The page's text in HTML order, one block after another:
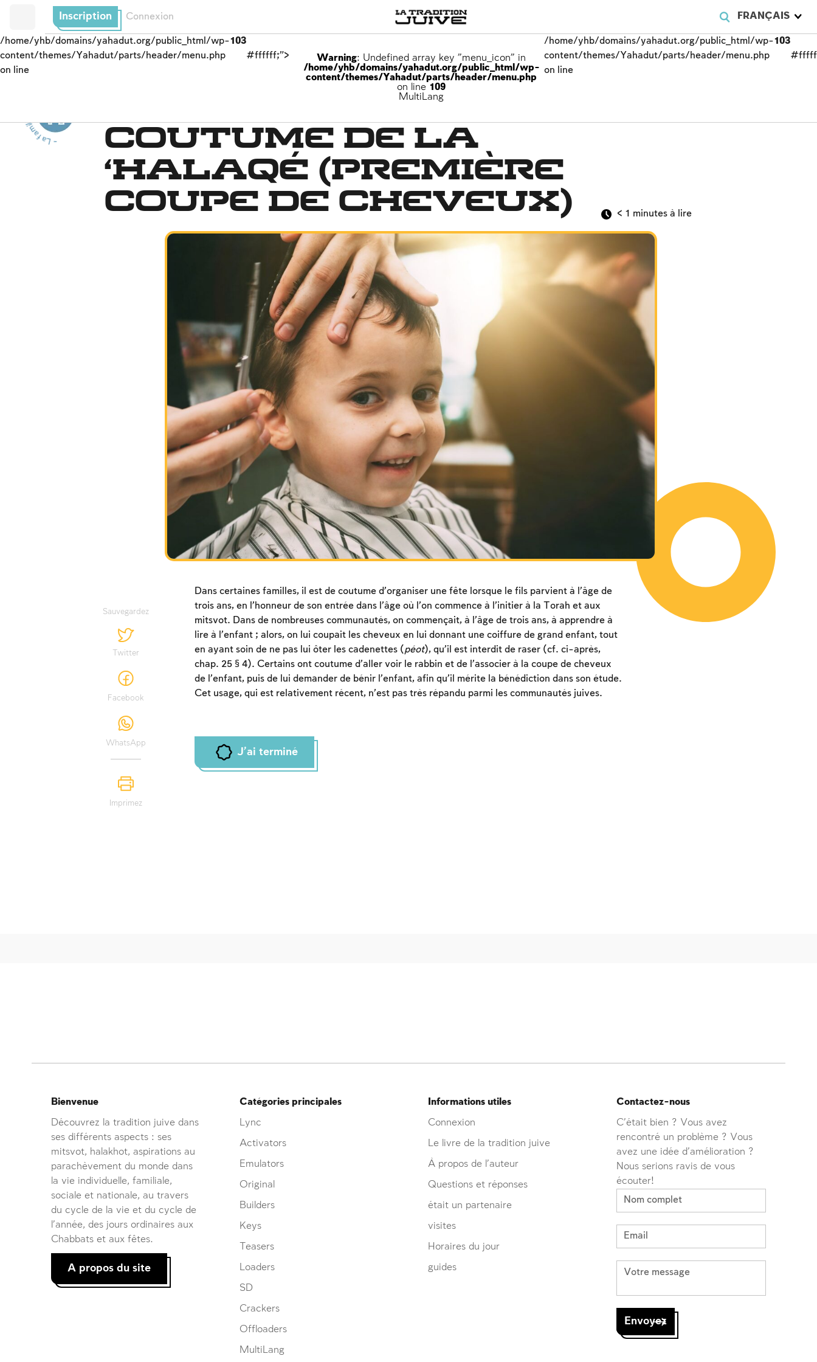
FRANÇAIS
Inscription Connexion
/home/yhb/domains/yahadut.org/public_html/wp-
content/themes/Yahadut/parts/header/menu.php
on line
103
#ffffff;">
Warning: Undefined array key "menu_icon" in
/home/yhb/domains/yahadut.org/public_html/wp-
content/themes/Yahadut/parts/header/menu.php
on line 109
MultiLang
/home/yhb/domains/yahadut.org/public_html/wp-
content/themes/Yahadut/parts/header/menu.php
on line
103
- L
a
f
a
m
il
l
j
u
i
v
e
-
L
a fam
ille
j
u
i
v
e Coutume de la
‘halaqé (première
coupe de cheveux)
< 1 minutes à lire
Sauvegardez
Twitter
Facebook
WhatsApp
Imprimez
Dans certaines familles, il est de coutume d’organiser une fête lorsque le fils parvient à l’âge de
trois ans, en l’honneur de son entrée dans l’âge où l’on commence à l’initier à la Torah et aux
mitsvot. Dans de nombreuses communautés, on commençait, à l’âge de trois ans, à apprendre à
lire à l’enfant ; alors, on lui coupait les cheveux en lui donnant une coiffure de grand enfant, tout
en ayant soin de ne pas lui ôter les cadenettes (péot), qu’il est interdit de raser (cf. ci-après,
chap. 25 § 4). Certains ont coutume d’aller voir le rabbin et de l’associer à la coupe de cheveux
de l’enfant, puis de lui demander de bénir l’enfant, afin qu’il mérite la bénédiction dans son étude.
Cet usage, qui est relativement récent, n’est pas très répandu parmi les communautés juives.
J'ai terminé
Inscription requise
Contactez-nous
C'était bien ? Vous avez
rencontré un problème ? Vous
avez une idée d'amélioration ?
Nous serions ravis de vous
écouter!
Informations utiles
Connexion
Le livre de la tradition juive
À propos de l’auteur
Questions et réponses
était un partenaire
visites
Horaires du jour
guides
Catégories principales
Lync
Activators
Emulators
Original
Builders
Keys
Teasers
Loaders
SD
Crackers
Offloaders
MultiLang
Bienvenue
Découvrez la tradition juive dans
ses différents aspects : ses
mitsvot, halakhot, aspirations au
parachèvement du monde dans
la vie individuelle, familiale,
sociale et nationale, au travers
du cycle de la vie et du cycle de
l’année, des jours ordinaires aux
Chabbats et aux fêtes.
A propos du site